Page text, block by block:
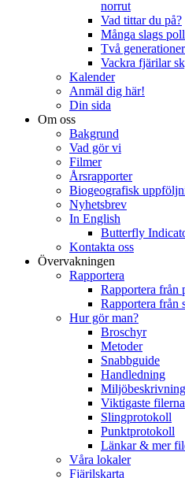
norrut
Vad tittar du på?
Många slags
Två
Vackra fjärilar
Kalender
Anmäl dig här!
Din sida
Om oss
Bakgrund
Vad gör vi
Filmer
Årsrapporter
Biogeografisk
Nyhetsbrev
In English
Butterfly
Kontakta oss
Övervakningen
Rapportera
Rapportera från
Rapportera från
Hur gör man?
Broschyr
Metoder
Snabbguide
Handledning
Miljöbeskrivning
Viktigaste filerna
Slingprotokoll
Punktprotokoll
Länkar & mer
Våra lokaler
Fjärilskarta